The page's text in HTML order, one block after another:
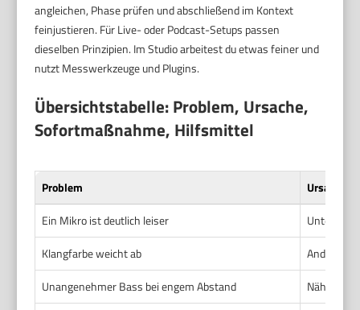
angleichen, Phase prüfen und abschließend im Kontext
feinjustieren. Für Live- oder Podcast-Setups passen
dieselben Prinzipien. Im Studio arbeitest du etwas feiner und
nutzt Messwerkzeuge und Plugins.
Übersichtstabelle: Problem, Ursache,
Sofortmaßnahme, Hilfsmittel
Problem
Ursache
Ein Mikro ist deutlich leiser
Klangfarbe weicht ab
Anderer
Unangenehmer Bass bei engem Abstand
Nähe-